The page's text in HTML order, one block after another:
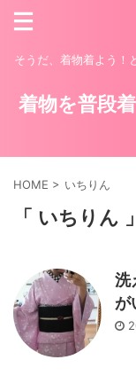
そうだ、着物着よう！
着物を普段
HOME > いちりん
「 いちりん
洗
が